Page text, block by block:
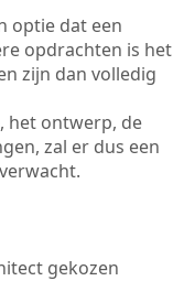
optie dat een
opdrachten is het
zijn dan volledig
het ontwerp, de
zal er dus een
gekozen